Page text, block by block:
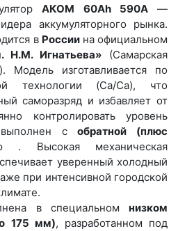
АКОМ 60Ah 590A—
аккумуляторного рынка.
в Россиина официальном
Игнатьева» (Самарская
Модель изготавливается по
технологии (Ca/Ca), что
саморазряд и избавляет от
контролировать уровень
выполнен собратной (плюс
. Высокая механическая
уверенный холодный
при интенсивной городской
в специальном низком
175 мм), разработанном под